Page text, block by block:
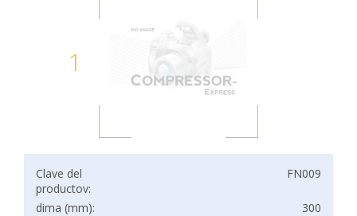
1
Clave del
productov:
FN009
dima (mm):
300